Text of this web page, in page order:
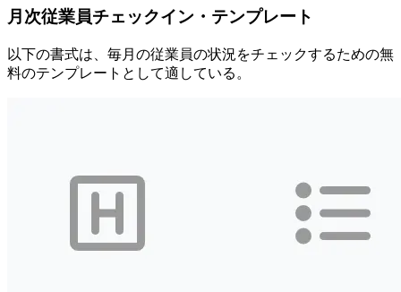
月次従業員チェックイン・テンプレート
以下の書式は、毎月の従業員の状況をチェックするための無
料のテンプレートとして適している。